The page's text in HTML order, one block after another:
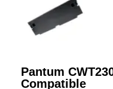
Pantum
Compatible